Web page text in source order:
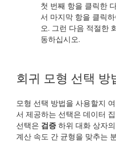
첫 번째 항을 클릭한
서 마지막 항을 클릭
오. 그런 다음 적절한
동하십시오.
회귀 모형 선택 방
모형 선택 방법을 사용할지
서 제공하는 선택은 데이터
선택은 검증 하위 대화 상자
계산 속도 간 균형을 맞추는